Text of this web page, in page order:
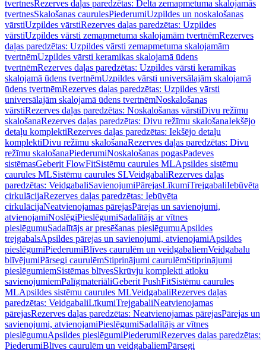
tvertnesRezerves daļas paredzētas: Delta zemapmetuma skalojamās
tvertnesSkalošanas caurulesPiederumiUzpildes un noskalošanas
vārstiUzpildes vārstiRezerves daļas paredzētas: Uzpildes
vārstiUzpildes vārsti zemapmetuma skalojamām tvertnēmRezerves
daļas paredzētas: Uzpildes vārsti zemapmetuma skalojamām
tvertnēmUzpildes vārsti keramikas skalojamā ūdens
tvertnēmRezerves daļas paredzētas: Uzpildes vārsti keramikas
skalojamā ūdens tvertnēmUzpildes vārsti universālajām skalojamā
ūdens tvertnēmRezerves daļas paredzētas: Uzpildes vārsti
universālajām skalojamā ūdens tvertnēmNoskalošanas
vārstiRezerves daļas paredzētas: Noskalošanas vārstiDivu režīmu
skalošanaRezerves daļas paredzētas: Divu režīmu skalošanaIekšējo
detaļu komplektiRezerves daļas paredzētas: Iekšējo detaļu
komplektiDivu režīmu skalošanaRezerves daļas paredzētas: Divu
režīmu skalošanaPiederumiNoskalošanas pogasPadeves
sistēmasGeberit FlowFitSistēmu caurules MLApsildes sistēmu
caurules MLSistēmu caurules SLVeidgabaliRezerves daļas
paredzētas: VeidgabaliSavienojumiPārejasLīkumiTrejgabaliIebūvēta
cirkulācijaRezerves daļas paredzētas: Iebūvēta
cirkulācijaNeatvienojamas pārejasPārejas un savienojumi,
atvienojamiNoslēgiPieslēgumiSadalītājs ar vītnes
pieslēgumuSadalītājs ar presēšanas pieslēgumuApsildes
trejgabalsApsildes pārejas un savienojumi, atvienojamiApsildes
pieslēgumiPiederumiBlīves caurulēm un veidgabaliemVeidgabalu
blīvējumiPārsegi caurulēmStiprinājumi caurulēmStiprinājumi
pieslēgumiemSistēmas blīvesSkrūvju komplekti atloku
savienojumiemPalīgmateriāliGeberit PushFitSistēmu caurules
MLApsildes sistēmu caurules MLVeidgabaliRezerves daļas
paredzētas: VeidgabaliLīkumiTrejgabaliNeatvienojamas
pārejasRezerves daļas paredzētas: Neatvienojamas pārejasPārejas un
savienojumi, atvienojamiPieslēgumiSadalītājs ar vītnes
pieslēgumuApsildes pieslēgumiPiederumiRezerves daļas paredzētas:
PiederumiBlīves caurulēm un veidgabaliemPārsegi